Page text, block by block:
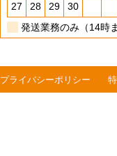
27
28 29
30
発送業務のみ（14時
プライバシーポリシー